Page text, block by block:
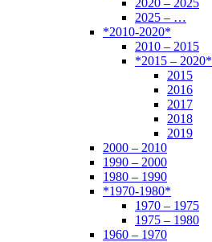
2020 – 2025
2025 – …
*2010-2020*
2010 – 2015
*2015 – 2020*
2015
2016
2017
2018
2019
2000 – 2010
1990 – 2000
1980 – 1990
*1970-1980*
1970 – 1975
1975 – 1980
1960 – 1970